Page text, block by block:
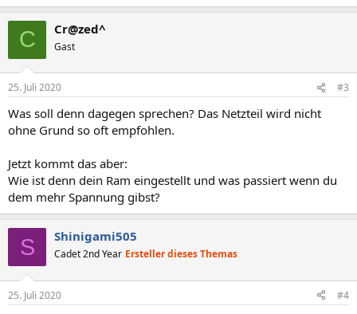
C Cr@zed^
Gast
25. Juli 2020 #3
Was soll denn dagegen sprechen? Das Netzteil wird nicht
ohne Grund so oft empfohlen.
Jetzt kommt das aber:
Wie ist denn dein Ram eingestellt und was passiert wenn du
dem mehr Spannung gibst?
S Shinigami505
Cadet 2nd Year Ersteller dieses Themas
25. Juli 2020 #4